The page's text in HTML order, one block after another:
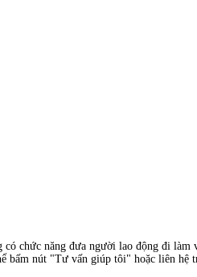
chức năng đưa người lao động đi
nút "Tư vấn giúp tôi" hoặc liên hệ